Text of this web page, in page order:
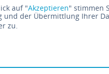
-ent­wick­ler wollen Sie,
auf allen Browsern und
wird. Um dies zu
darauf legen, dass die
auf "Akzeptieren" stimmen
und der Übermittlung Ihrer
zu.